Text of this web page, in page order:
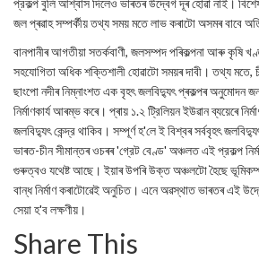
প্রকল্প বুলি আশ্বাস দিলেও ভাৰতৰ উদ্বেগ দূৰ হোৱা নাই।
জল প্ৰৱাহ সম্পৰ্কীয় তথ্য সময় মতে লাভ কৰাটো অসমৰ বাবে
বানপানীৰ আগতীয়া সতর্কবাণী, জলসম্পদ পৰিকল্পনা আৰু কৃষি
সহযোগিতা অধিক শক্তিশালী হোৱাটো সময়ৰ দাবী। তথ্য মতে,
ছাংপো নদীৰ নিম্নাংশত এক বৃহৎ জলবিদ্যুৎ প্ৰকল্পৰ
নিৰ্মাণকাৰ্য আৰম্ভ কৰে। প্ৰায় ১.২ ট্রিলিয়ন ইউৱান ব্যয়েৰে
জলবিদ্যুৎ কেন্দ্র থাকিব। সম্পূর্ণ হ'লে ই বিশ্বৰ সৰ্ববৃহৎ
ভাৰত-চীন সীমান্তৰ ওচৰৰ 'গ্রেট বেণ্ড' অঞ্চলত এই প্রকল্প
গুৰুত্বও যথেষ্ট আছে। ইয়াৰ উপৰি উক্ত অঞ্চলটো হৈছে
বান্ধ নিৰ্মাণ কৰাটোৱেই অনুচিত। এনে অৱস্থাত ভাৰতৰ এই
সেয়া হ'ব লক্ষণীয়।
Share This